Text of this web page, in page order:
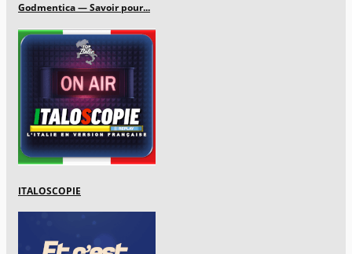
Godmentica — Savoir pour...
ITALOSCOPIE